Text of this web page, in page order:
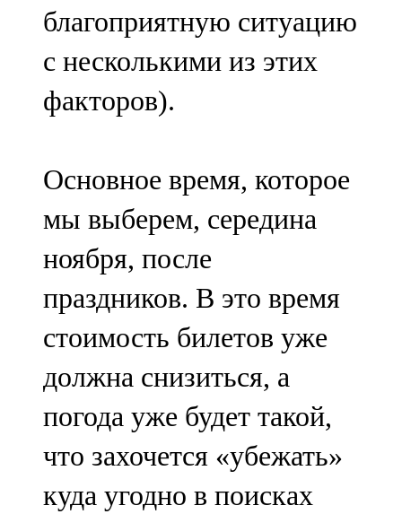
благоприятную ситуацию
с несколькими из этих
факторов).
Основное время, которое
мы выберем, середина
ноября, после
праздников. В это время
стоимость билетов уже
должна снизиться, а
погода уже будет такой,
что захочется «убежать»
куда угодно в поисках